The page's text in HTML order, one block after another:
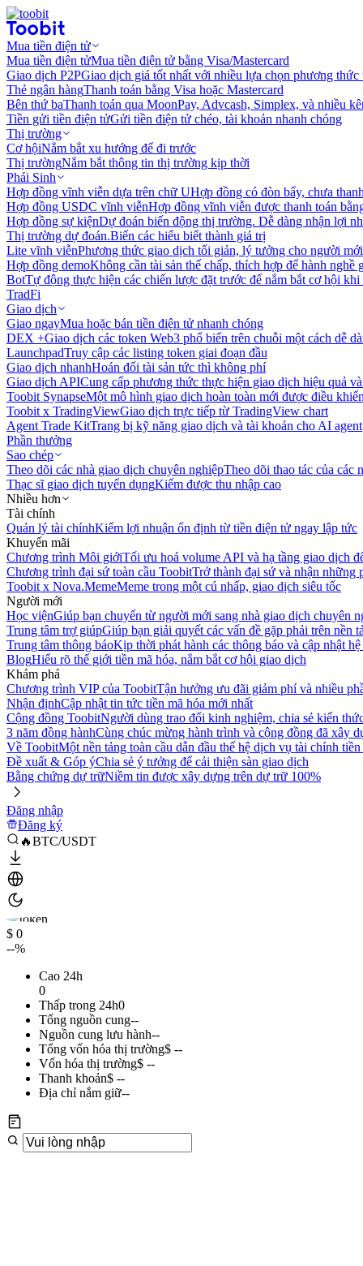
Mua tiền điện tử
Mua tiền điện tửMua tiền điện tử bằng Visa/Mastercard
Giao dịch P2PGiao dịch giá tốt nhất với nhiều lựa chọn phương thức
Thẻ ngân hàngThanh toán bằng Visa hoặc Mastercard
Bên thứ baThanh toán qua MoonPay, Advcash, Simplex, và nhiều
Tiền gửi tiền điện tửGửi tiền điện tử chéo, tài khoản nhanh chóng
Thị trường
Cơ hộiNắm bắt xu hướng để đi trước
Thị trườngNắm bắt thông tin thị trường kịp thời
Phái Sinh
Hợp đồng vĩnh viễn dựa trên chữ UHợp đồng có đòn bẩy, chưa
Hợp đồng USDC vĩnh viễnHợp đồng vĩnh viễn được thanh toán
Hợp đồng sự kiệnDự đoán biến động thị trường. Dễ dàng nhận lợi
Thị trường dự đoán.Biến các hiểu biết thành giá trị
Lite vĩnh viễnPhương thức giao dịch tối giản, lý tưởng cho người
Hợp đồng demoKhông cần tài sản thế chấp, thích hợp để hành nghề
BotTự động thực hiện các chiến lược đặt trước để nắm bắt cơ hội
TradFi
Giao dịch
Giao ngayMua hoặc bán tiền điện tử nhanh chóng
DEX +Giao dịch các token Web3 phổ biến trên chuỗi một cách dễ
LaunchpadTruy cập các listing token giai đoạn đầu
Giao dịch nhanhHoán đổi tài sản tức thì không phí
Giao dịch APICung cấp phương thức thực hiện giao dịch hiệu quả
Toobit SynapseMột mô hình giao dịch hoàn toàn mới được điều
Toobit x TradingViewGiao dịch trực tiếp từ TradingView chart
Agent Trade KitTrang bị kỹ năng giao dịch và tài khoản cho AI agent
Phần thưởng
Sao chép
Theo dõi các nhà giao dịch chuyên nghiệpTheo dõi thao tác của các
Thạc sĩ giao dịch tuyển dụngKiếm được thu nhập cao
Nhiều hơn
Tài chính
Quản lý tài chínhKiếm lợi nhuận ổn định từ tiền điện tử ngay lập tức
Khuyến mãi
Chương trình Môi giớiTối ưu hoá volume API và hạ tầng giao dịch
Chương trình đại sứ toàn cầu ToobitTrở thành đại sứ và nhận những
Toobit x Nova.MemeMeme trong một cú nhấp, giao dịch siêu tốc
Người mới
Học việnGiúp bạn chuyển từ người mới sang nhà giao dịch chuyên
Trung tâm trợ giúpGiúp bạn giải quyết các vấn đề gặp phải trên nền
Trung tâm thông báoKịp thời phát hành các thông báo và cập nhật
BlogHiểu rõ thế giới tiền mã hóa, nắm bắt cơ hội giao dịch
Khám phá
Chương trình VIP của ToobitTận hưởng ưu đãi giảm phí và nhiều
Nhận địnhCập nhật tin tức tiền mã hóa mới nhất
Cộng đồng ToobitNgười dùng trao đổi kinh nghiệm, chia sẻ kiến
3 năm đồng hànhCùng chúc mừng hành trình và cộng đồng đã xây
Về ToobitMột nền tảng toàn cầu dẫn đầu thế hệ dịch vụ tài chính
Đề xuất & Góp ýChia sẻ ý tưởng để cải thiện sàn giao dịch
Bằng chứng dự trữNiềm tin được xây dựng trên dự trữ 100%
Đăng nhập
Đăng ký
🔥BTC/USDT
$ 0
--%
Cao 24h
0
Thấp trong 24h0
Tổng nguồn cung--
Nguồn cung lưu hành--
Tổng vốn hóa thị trường$ --
Vốn hóa thị trường$ --
Thanh khoản$ --
Địa chỉ nắm giữ--